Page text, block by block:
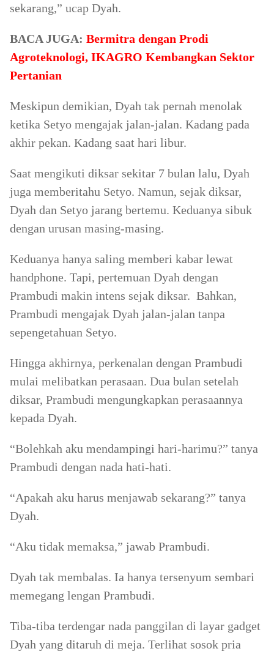
sekarang,” ucap Dyah.
BACA JUGA: Bermitra dengan Prodi
Agroteknologi, IKAGRO Kembangkan Sektor
Pertanian
Meskipun demikian, Dyah tak pernah menolak
ketika Setyo mengajak jalan-jalan. Kadang pada
akhir pekan. Kadang saat hari libur.
Saat mengikuti diksar sekitar 7 bulan lalu, Dyah
juga memberitahu Setyo. Namun, sejak diksar,
Dyah dan Setyo jarang bertemu. Keduanya sibuk
dengan urusan masing-masing.
Keduanya hanya saling memberi kabar lewat
handphone. Tapi, pertemuan Dyah dengan
Prambudi makin intens sejak diksar. Bahkan,
Prambudi mengajak Dyah jalan-jalan tanpa
sepengetahuan Setyo.
Hingga akhirnya, perkenalan dengan Prambudi
mulai melibatkan perasaan. Dua bulan setelah
diksar, Prambudi mengungkapkan perasaannya
kepada Dyah.
“Bolehkah aku mendampingi hari-harimu?” tanya
Prambudi dengan nada hati-hati.
“Apakah aku harus menjawab sekarang?” tanya
Dyah.
“Aku tidak memaksa,” jawab Prambudi.
Dyah tak membalas. Ia hanya tersenyum sembari
memegang lengan Prambudi.
Tiba-tiba terdengar nada panggilan di layar gadget
Dyah yang ditaruh di meja. Terlihat sosok pria